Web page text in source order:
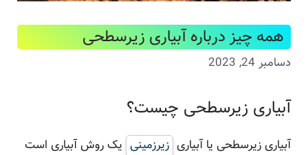
همه چیز درباره آبیاری زیرسطحی
دسامبر 24, 2023
آبیاری زیرسطحی چیست؟
آبیاری زیرسطحی یا آبیاری زیرزمینی یک روش آبیاری است